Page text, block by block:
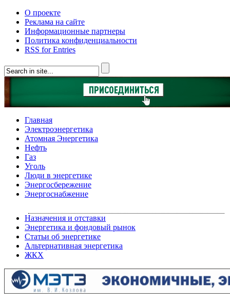
О проекте
Реклама на сайте
Информационные партнеры
Политика конфиденциальности
RSS for Entries
Главная
Электроэнергетика
Атомная Энергетика
Нефть
Газ
Уголь
Люди в энергетике
Энергосбережение
Энергоснабжение
Назначения и отставки
Энергетика и фондовый рынок
Статьи об энергетике
Альтернативная энергетика
ЖКХ